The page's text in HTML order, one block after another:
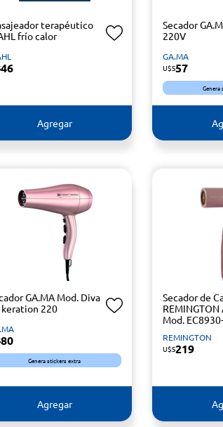
terapéutico
frío calor
46
Agregar
Secador
220V
GA.MA
U$S57
Genera
GA.MA Mod. Diva
keration 220
80
Genera stickers extra
Agregar
Secador de
Mod.
REMINGTON
U$S219